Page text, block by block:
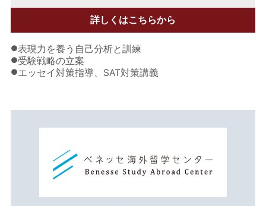
詳しくはこちらから
●表現力を養う自己分析と訓練
●受験戦略の立案
●エッセイ対策指導、SAT対策講義